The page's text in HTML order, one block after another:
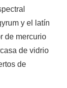
y el latín
de mercurio
de vidrio
de